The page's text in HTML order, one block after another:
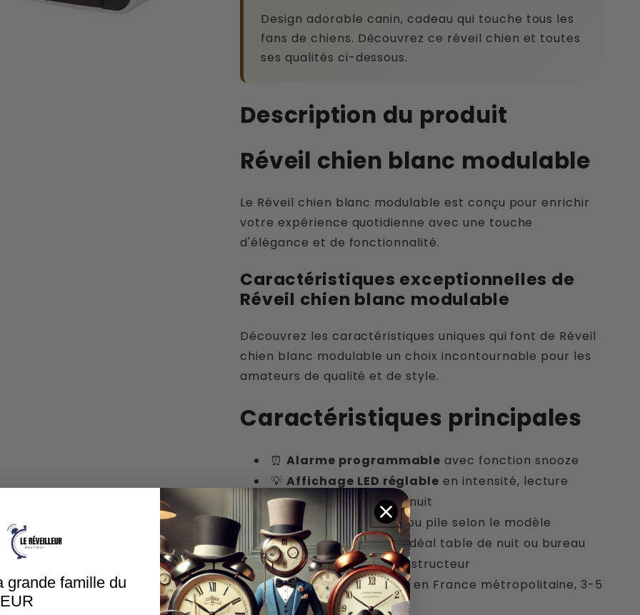
Design adorable canin, cadeau qui touche tous les
fans de chiens. Découvrez ce réveil chien et toutes
ses qualités ci-dessous.
Description du produit
Réveil chien blanc modulable
Le Réveil chien blanc modulable est conçu pour enrichir
votre expérience quotidienne avec une touche
d'élégance et de fonctionnalité.
Caractéristiques exceptionnelles de
Réveil chien blanc modulable
Découvrez les caractéristiques uniques qui font de Réveil
chien blanc modulable un choix incontournable pour les
amateurs de qualité et de style.
Caractéristiques principales
⏰Alarme programmable avec fonction snooze
💡Affichage LED réglable en intensité, lecture
facile de jour comme de nuit
🔋AlimentationUSB ou pile selon le modèle
📐Format compact, idéal table de nuit ou bureau
🛡Garantie 2 ansconstructeur
📦Livraison gratuite en France métropolitaine, 3-5
jours
grande famille du